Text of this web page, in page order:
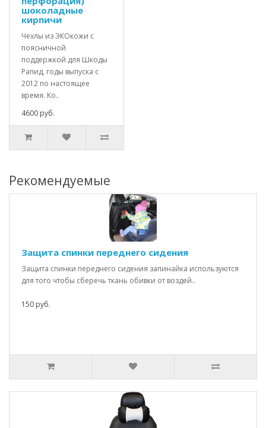
шоколадные
кирпичи
Чехлы из ЭКОкожи с
поясничной
поддержкой для Шкоды
Рапид, годы выпуска с
2012 по настоящее
время. Ко..
4600 руб.
Рекомендуемые
Защита спинки переднего сидения
Защита спинки переднего сидения запинайка используются
для того чтобы сберечь ткань обивки от воздей..
150 руб.